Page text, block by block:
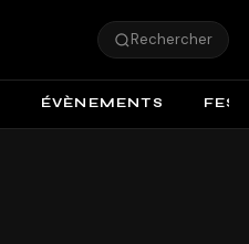
Rechercher
ÉVÈNEMENTS